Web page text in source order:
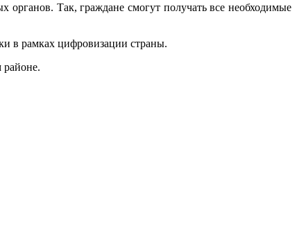
органов. Так, граждане смогут получать все необходимые
в рамках цифровизации страны.